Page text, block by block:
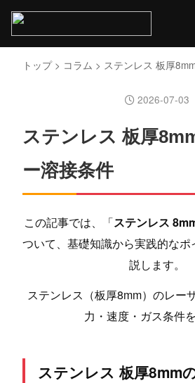
トップ> コラム > ステンレス 板厚
2026-07-03
ステンレス 板厚
ー溶接条件
この記事では、「ステンレス
ついて、基礎知識から実践的な
説します。
ステンレス（板厚8mm）のレー
力・速度・ガス条件を
ステンレス 板厚8mm